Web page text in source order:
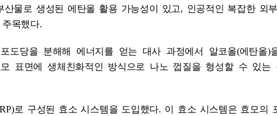
물로 생성된 에탄올 활용 가능성이 있고, 인공적인 복잡한 외
주목했다.
도당을 분해해 에너지를 얻는 대사 과정에서 알코올(에탄올)
표면에 생체친화적인 방식으로 나노 껍질을 형성할 수 있는
로 구성된 효소 시스템을 도입했다. 이 효소 시스템은 효모의